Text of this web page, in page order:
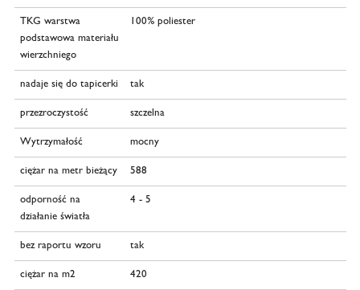
TKG warstwa
podstawowa materiału
wierzchniego
100% poliester
nadaje się do tapicerki tak
przezroczystość szczelna
Wytrzymałość mocny
ciężar na metr bieżący 588
odporność na
działanie światła
4 - 5
bez raportu wzoru tak
ciężar na m2 420